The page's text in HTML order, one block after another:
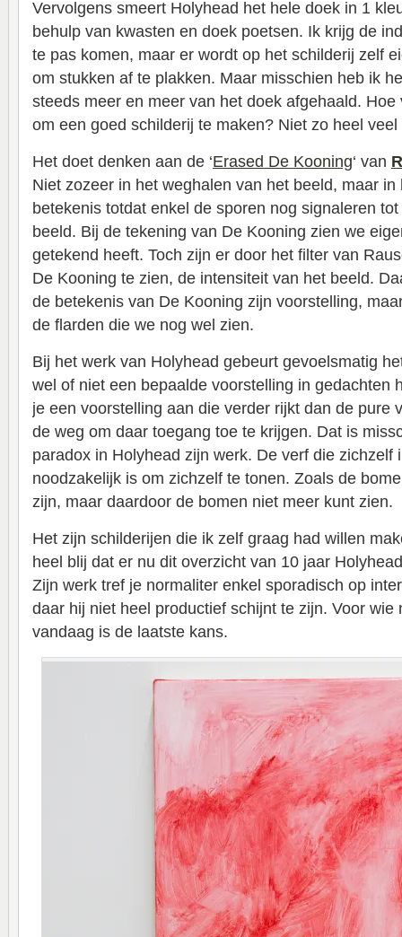
Vervolgens smeert Holyhead het hele doek in 1
behulp van kwasten en doek poetsen. Ik krijg de
te pas komen, maar er wordt op het schilderij zelf
om stukken af te plakken. Maar misschien heb ik
steeds meer en meer van het doek afgehaald.
om een goed schilderij te maken? Niet zo heel veel
Het doet denken aan de ‘Erased De Kooning‘ van
Niet zozeer in het weghalen van het beeld, maar
betekenis totdat enkel de sporen nog signaleren
beeld. Bij de tekening van De Kooning zien we
getekend heeft. Toch zijn er door het filter van
De Kooning te zien, de intensiteit van het beeld.
de betekenis van De Kooning zijn voorstelling,
de flarden die we nog wel zien.
Bij het werk van Holyhead gebeurt gevoelsmatig
wel of niet een bepaalde voorstelling in gedachten
je een voorstelling aan die verder rijkt dan de pure
de weg om daar toegang toe te krijgen. Dat is
paradox in Holyhead zijn werk. De verf die zichzelf
noodzakelijk is om zichzelf te tonen. Zoals de
zijn, maar daardoor de bomen niet meer kunt zien.
Het zijn schilderijen die ik zelf graag had willen
heel blij dat er nu dit overzicht van 10 jaar
Zijn werk tref je normaliter enkel sporadisch op
daar hij niet heel productief schijnt te zijn. Voor wie
vandaag is de laatste kans.